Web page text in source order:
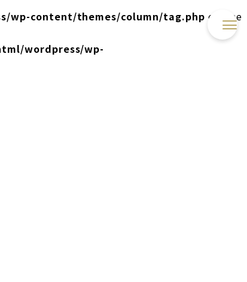
wp-content/themes/column/tag.php on line
wordpress/wp-